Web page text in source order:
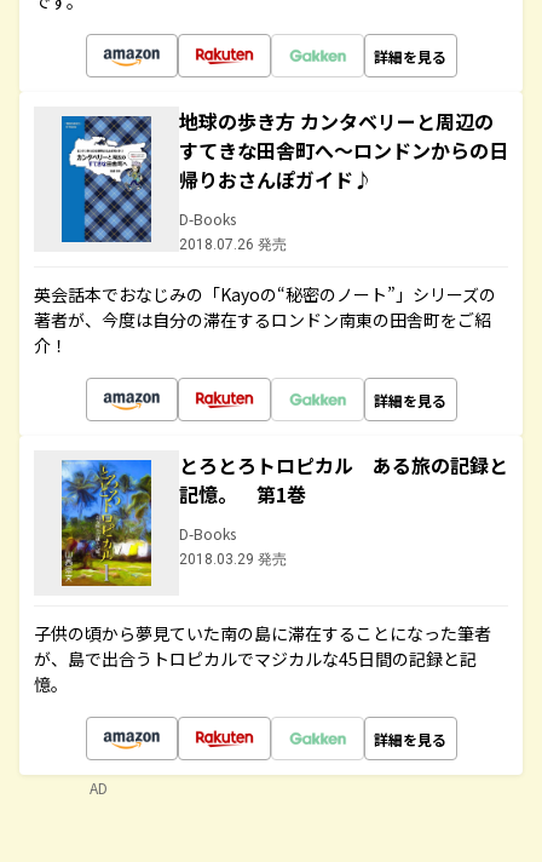
詳細を見る
地球の歩き方 カンタベリーと周辺の
すてきな田舎町へ～ロンドンからの日
帰りおさんぽガイド♪
D-Books
2018.07.26 発売
英会話本でおなじみの「Kayoの“秘密のノート”」シリーズの
著者が、今度は自分の滞在するロンドン南東の田舎町をご紹
介！
詳細を見る
とろとろトロピカル ある旅の記録と
記憶。 第1巻
D-Books
2018.03.29 発売
子供の頃から夢見ていた南の島に滞在することになった筆者
が、島で出合うトロピカルでマジカルな45日間の記録と記
憶。
詳細を見る
AD